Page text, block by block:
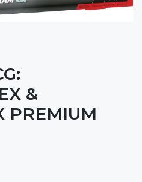
&
PREMIUM